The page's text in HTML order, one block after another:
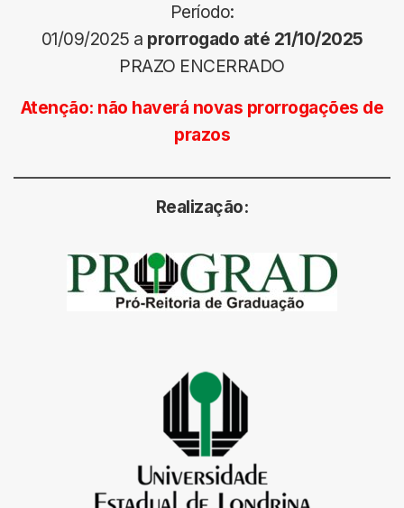
Período:
01/09/2025 a prorrogado até 21/10/2025
PRAZO ENCERRADO
Atenção: não haverá novas prorrogações de
prazos
Realização: